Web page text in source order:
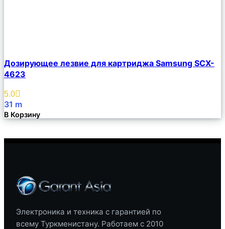
Описание
Избранное
Дозирующее лезвие для картриджа Samsung SCX-
4623
5.0
31 m
В Корзину
Электроника и техника с гарантией по
всему Туркменистану. Работаем с 2010